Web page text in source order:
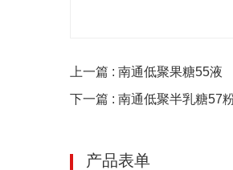
上一篇 : 南通低聚果糖55液
下一篇 : 南通低聚半乳糖57
产品表单